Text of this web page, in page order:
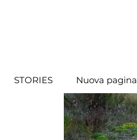
STORIES Nuova pagina